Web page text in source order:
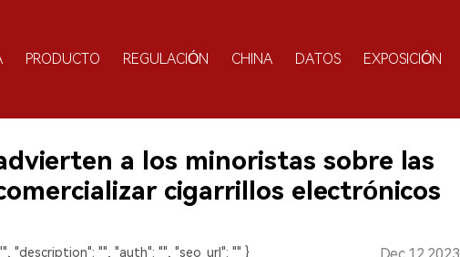
PRODUCTO REGULACIÓN CHINA DATOS EXPOSICIÓN
a los minoristas sobre las
cigarrillos electrónicos
"description": "", "auth": "", "seo_url": "" }